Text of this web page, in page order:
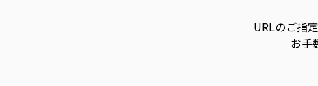
URLのご指
お手